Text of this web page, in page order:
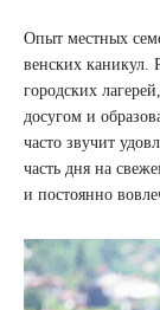
Опыт местных
венских каникул.
городских
досугом и
часто звучит
часть дня на
и постоянно